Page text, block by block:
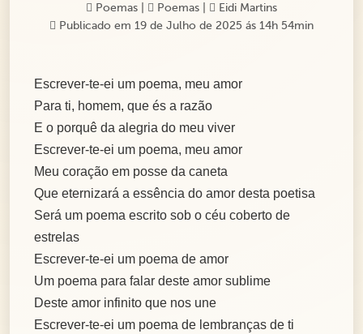
Poemas Poemas
Eidi Martins
Publicado em 19 de Julho de 2025 ás 14h 54min
Escrever-te-ei um poema, meu amor
Para ti, homem, que és a razão
E o porquê da alegria do meu viver
Escrever-te-ei um poema, meu amor
Meu coração em posse da caneta
Que eternizará a essência do amor desta poetisa
Será um poema escrito sob o céu coberto de
estrelas
Escrever-te-ei um poema de amor
Um poema para falar deste amor sublime
Deste amor infinito que nos une
Escrever-te-ei um poema de lembranças de ti